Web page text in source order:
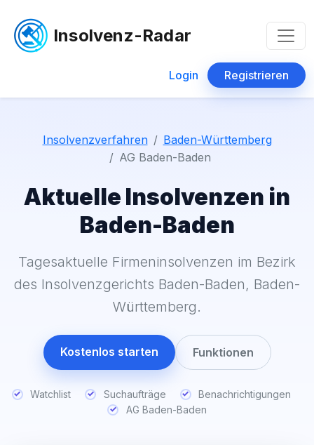
Insolvenz-Radar
Login Registrieren
Insolvenzverfahren
Baden-Württemberg
AG Baden-Baden
Aktuelle Insolvenzen in
Baden-Baden
Tagesaktuelle Firmeninsolvenzen im Bezirk
des Insolvenzgerichts Baden-Baden, Baden-
Württemberg.
Kostenlos starten Funktionen
Watchlist Suchaufträge
Benachrichtigungen
AG Baden-Baden